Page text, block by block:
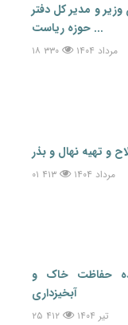
و مدیر کل دفتر
حوزه ریاست ...
۱۸ مرداد ۱۴۰۴ ۳۳۰
و تهیه نهال و بذر
۰۱ مرداد ۱۴۰۴ ۴۱۳
حفاظت خاک و
آبخیزداری
۲۵ تیر ۱۴۰۴ ۴۱۲